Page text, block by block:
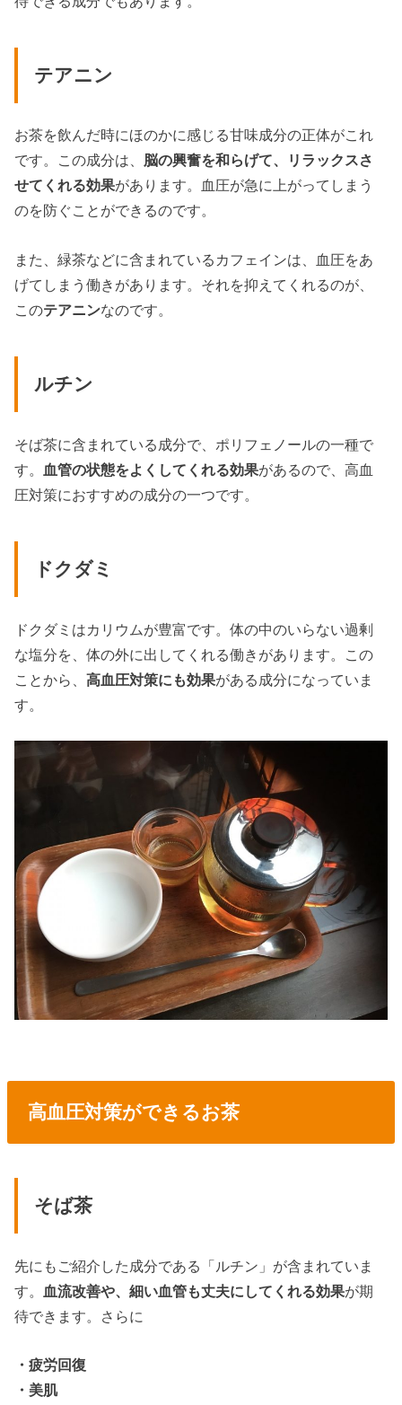
テアニン
お茶を飲んだ時にほのかに感じる甘味成分の正体がこれ
です。この成分は、 脳の興奮を和らげて、リラックスさ
せてくれる効果があります。血圧が急に上がってしまう
のを防ぐことができるのです。
また、緑茶などに含まれているカフェインは、血圧をあ
げてしまう働きがあります。それを抑えてくれるのが、
このテアニンなのです。
ルチン
そば茶に含まれている成分で、ポリフェノールの一種で
す。 血管の状態をよくしてくれる効果があるので、高血
圧対策におすすめの成分の一つです。
ドクダミ
ドクダミはカリウムが豊富です。体の中のいらない過剰
な塩分を、体の外に出してくれる働きがあります。この
ことから、高血圧対策にも効果がある成分になっていま
す。
高血圧対策ができるお茶
そば茶
先にもご紹介した成分である「ルチン」が含まれていま
す。 血流改善や、細い血管も丈夫にしてくれる効果が期
待できます。さらに
・疲労回復
・美肌